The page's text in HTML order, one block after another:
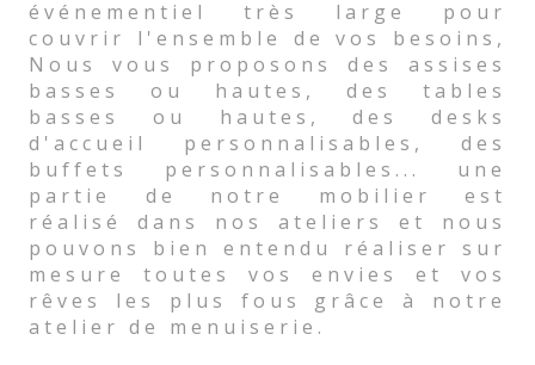
événementiel très large pour
couvrir l'ensemble de vos besoins,
Nous vous proposons des assises
basses ou hautes, des tables
basses ou hautes, des desks
d'accueil personnalisables, des
buffets personnalisables... une
partie de notre mobilier est
réalisé dans nos ateliers et nous
pouvons bien entendu réaliser sur
mesure toutes vos envies et vos
rêves les plus fous grâce à notre
atelier de menuiserie.